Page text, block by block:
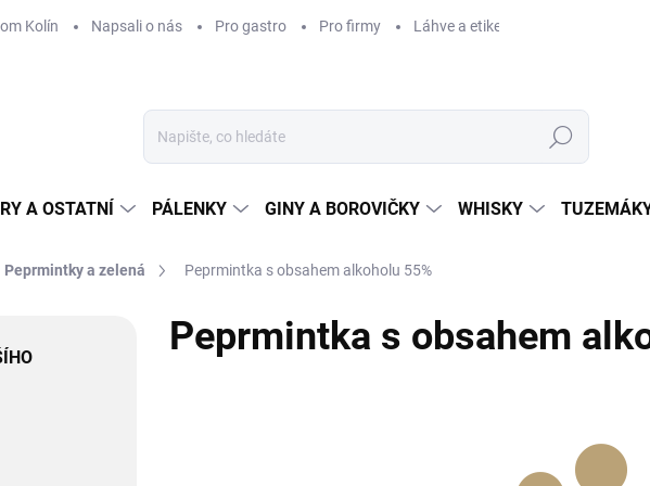
Kolín Napsali o nás Pro gastro Pro firmy Láhve a etikety na míru
Hledat
A OSTATNÍ PÁLENKY GINY A BOROVIČKY WHISKY
Peprmintky a zelená Peprmintka s obsahem alkoholu 55%
Peprmintka s obsahem